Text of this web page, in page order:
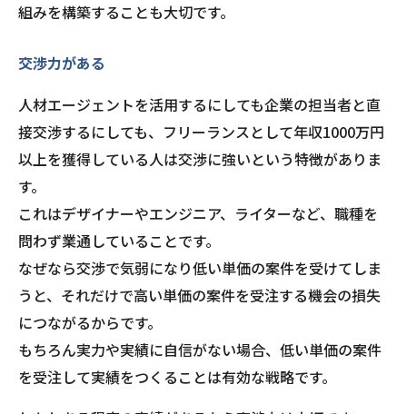
組みを構築することも大切です。
交渉力がある
人材エージェントを活用するにしても企業の担当者と直
接交渉するにしても、フリーランスとして年収1000万円
以上を獲得している人は交渉に強いという特徴がありま
す。
これはデザイナーやエンジニア、ライターなど、職種を
問わず業通していることです。
なぜなら交渉で気弱になり低い単価の案件を受けてしま
うと、それだけで高い単価の案件を受注する機会の損失
につながるからです。
もちろん実力や実績に自信がない場合、低い単価の案件
を受注して実績をつくることは有効な戦略です。